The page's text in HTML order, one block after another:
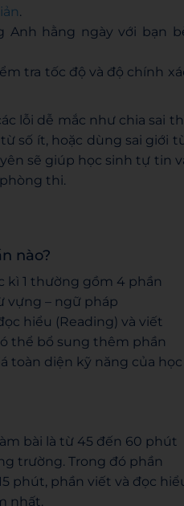
.
Anh hằng ngày với bạn
tra tốc độ và độ chính
lỗi dễ mắc như chia sai
số ít, hoặc dùng sai giới
sẽ giúp học sinh tự tin
thi.
nào?
kì 1 thường gồm 4 phần
vựng – ngữ pháp
hiểu (Reading) và viết
thể bổ sung thêm phần
toàn diện kỹ năng của học
bài là từ 45 đến 60 phút
trường. Trong đó phần
phút, phần viết và đọc
nhất.